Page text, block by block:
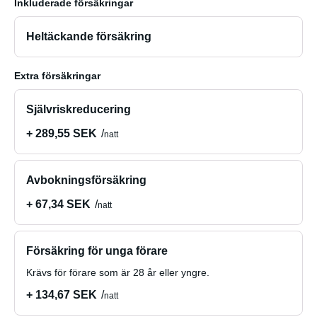
𝗜𝗺𝗽𝗼𝗿𝘁𝗮𝗻𝘁 𝗶𝗻𝗳𝗼𝗿𝗺𝗮𝘁𝗶𝗼𝗻 𝗮𝗯𝗼𝘂𝘁 𝗿𝗲𝘁𝘂𝗿𝗻:
• Du tar emot och återlämnar husbilen med full
bränsletank.
• Fordonet är utrustat med en enhet som automatiskt
registrerar vägtullar för vägar, broar, tunnlar och färjor. Alla
vägtullar dras av från depositionen efter att hyresperioden
𝗔𝗻𝘆 𝗾𝘂𝗲𝘀𝘁𝗶𝗼𝗻𝘀?
Inkluderade försäkringar
Heltäckande försäkring
Extra försäkringar
Självriskreducering
+ 289,55 SEK
natt
Avbokningsförsäkring
+ 67,34 SEK
natt
Försäkring för unga förare
Krävs för förare som är 28 år eller yngre.
+ 134,67 SEK natt